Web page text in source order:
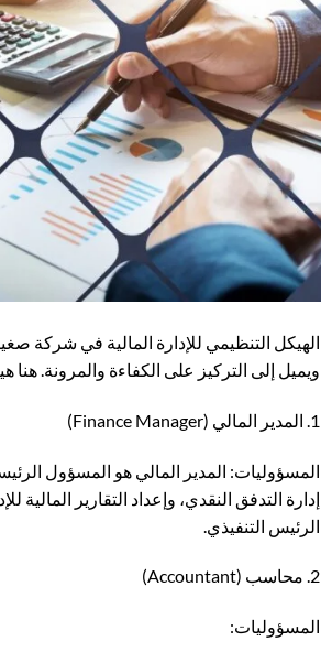
الهيكل التنظيمي للإدارة المالية في
ويميل إلى التركيز على الكفاءة والمرونة.
1. المدير المالي (Finance Manager)
المسؤوليات: المدير المالي هو المسؤول
إدارة التدفق النقدي، وإعداد التقارير
الرئيس التنفيذي.
2. محاسب (Accountant)
المسؤوليات: